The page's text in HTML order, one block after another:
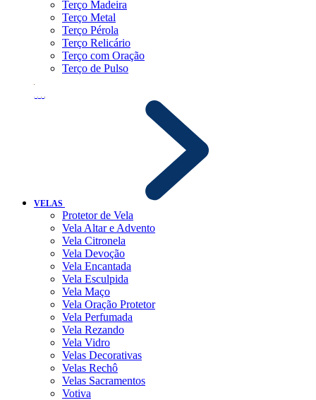
Terço Madeira
Terço Metal
Terço Pérola
Terço Relicário
Terço com Oração
Terço de Pulso
VELAS
Protetor de Vela
Vela Altar e Advento
Vela Citronela
Vela Devoção
Vela Encantada
Vela Esculpida
Vela Maço
Vela Oração Protetor
Vela Perfumada
Vela Rezando
Vela Vidro
Velas Decorativas
Velas Rechô
Velas Sacramentos
Votiva